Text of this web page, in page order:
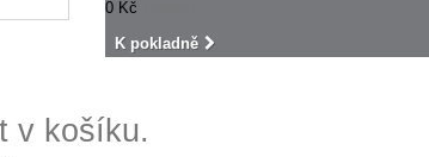
0 Kč
K pokladně
v košíku.